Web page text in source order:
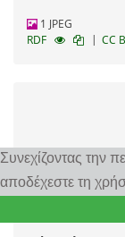
Συνεχίζοντας την
αποδέχεστε τη
1 JPEG
RDF
| CC